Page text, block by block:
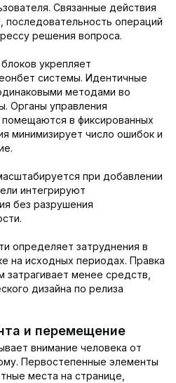
Связанные действия
последовательность операций
решения вопроса.
укрепляет
системы. Идентичные
методами во
Органы управления
помещаются в фиксированных
минимизирует число ошибок и
при добавлении
интегрируют
без разрушения
определяет затруднения в
на исходных периодах. Правка
затрагивает менее средств,
дизайна по релиза
и перемещение
внимание человека от
Первостепенные элементы
места на странице,